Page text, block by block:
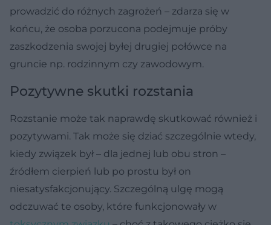
prowadzić do różnych zagrożeń – zdarza się w
końcu, że osoba porzucona podejmuje próby
zaszkodzenia swojej byłej drugiej połówce na
gruncie np. rodzinnym czy zawodowym.
Pozytywne skutki rozstania
Rozstanie może tak naprawdę skutkować również i
pozytywami. Tak może się dziać szczególnie wtedy,
kiedy związek był – dla jednej lub obu stron –
źródłem cierpień lub po prostu był on
niesatysfakcjonujący. Szczególną ulgę mogą
odczuwać te osoby, które funkcjonowały w